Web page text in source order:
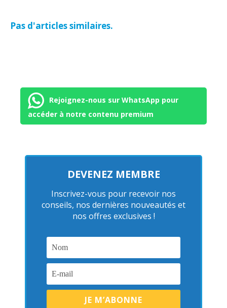
Pas d'articles similaires.
Rejoignez-nous sur WhatsApp pour
accéder à notre contenu premium
DEVENEZ MEMBRE
Inscrivez-vous pour recevoir nos
conseils, nos dernières nouveautés et
nos offres exclusives !